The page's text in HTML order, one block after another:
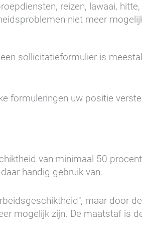
reizen, lawaai,
niet meer
sollicitatieformulier is
formuleringen uw positie
van minimaal 50
handig gebruik van.
maar door
mogelijk zijn. De maatstaf is